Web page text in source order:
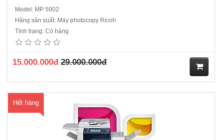
Model: MP 5002
Hãng sản xuất: Máy photocopy Ricoh
Tình trạng: Có hàng
15.000.000đ 29.000.000đ
Hết hàng
Email, Print, Scan qua cổng mạngTốc độ Copy/Print: 55trang
/phútThời gian chụp bản đầu tiên: Màu ~13-7s /Đen trắng: ~11-
phân ..